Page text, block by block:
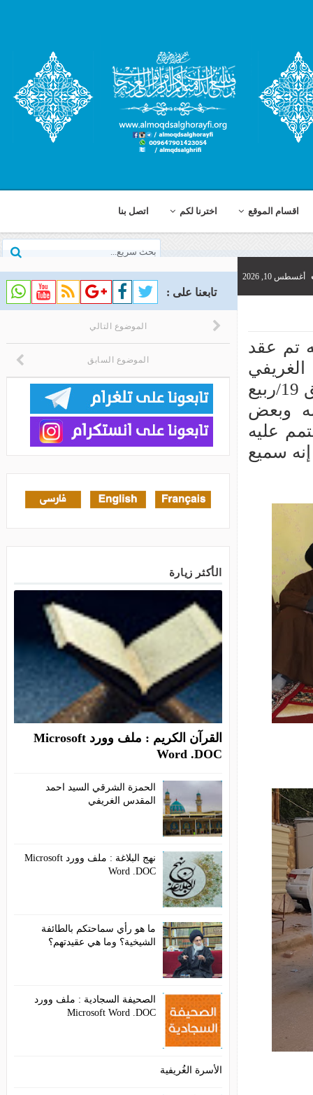
اخترنا لكم اتصل بنا
الموضوع التالي
الأكثر زيارة
القرآن الكريم : ملف وورد Microsoft
Word .DOC
الحمزة الشرقي السيد احمد
المقدس الغريفي
نهج البلاغة : ملف وورد Microsoft
Word .DOC
ما هو رأي سماحتكم بالطائفة
الشيخية؟ وما هي عقيدتهم؟
الصحيفة السجادية : ملف وورد
Microsoft Word .DOC